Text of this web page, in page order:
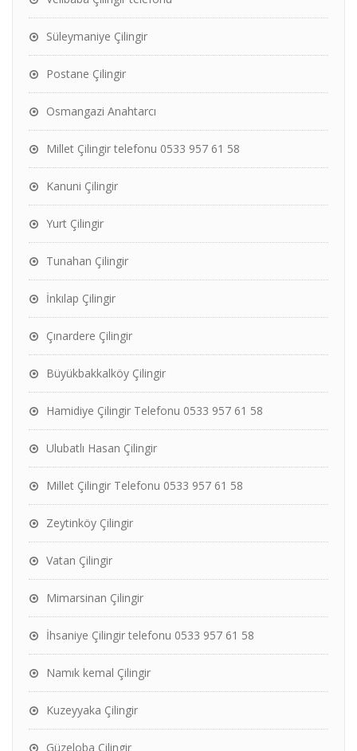
Süleymaniye Çilingir
Postane Çilingir
Osmangazi Anahtarcı
Millet Çilingir telefonu 0533 957 61 58
Kanuni Çilingir
Yurt Çilingir
Tunahan Çilingir
İnkılap Çilingir
Çınardere Çilingir
Büyükbakkalköy Çilingir
Hamidiye Çilingir Telefonu 0533 957 61 58
Ulubatlı Hasan Çilingir
Millet Çilingir Telefonu 0533 957 61 58
Zeytinköy Çilingir
Vatan Çilingir
Mimarsinan Çilingir
İhsaniye Çilingir telefonu 0533 957 61 58
Namık kemal Çilingir
Kuzeyyaka Çilingir
Güzeloba Çilingir